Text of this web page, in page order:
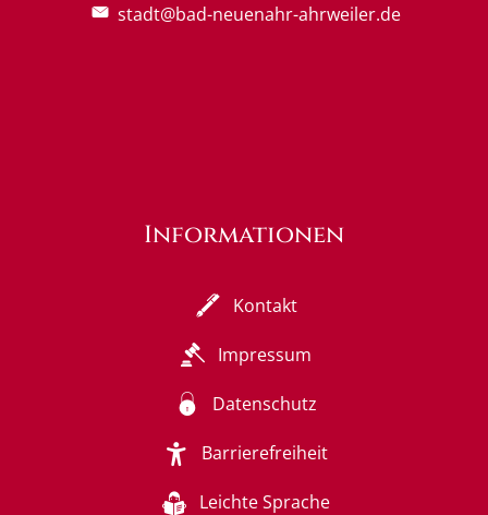
stadt@bad-neuenahr-ahrweiler.de
Informationen
Kontakt
Impressum
Datenschutz
Barrierefreiheit
Leichte Sprache